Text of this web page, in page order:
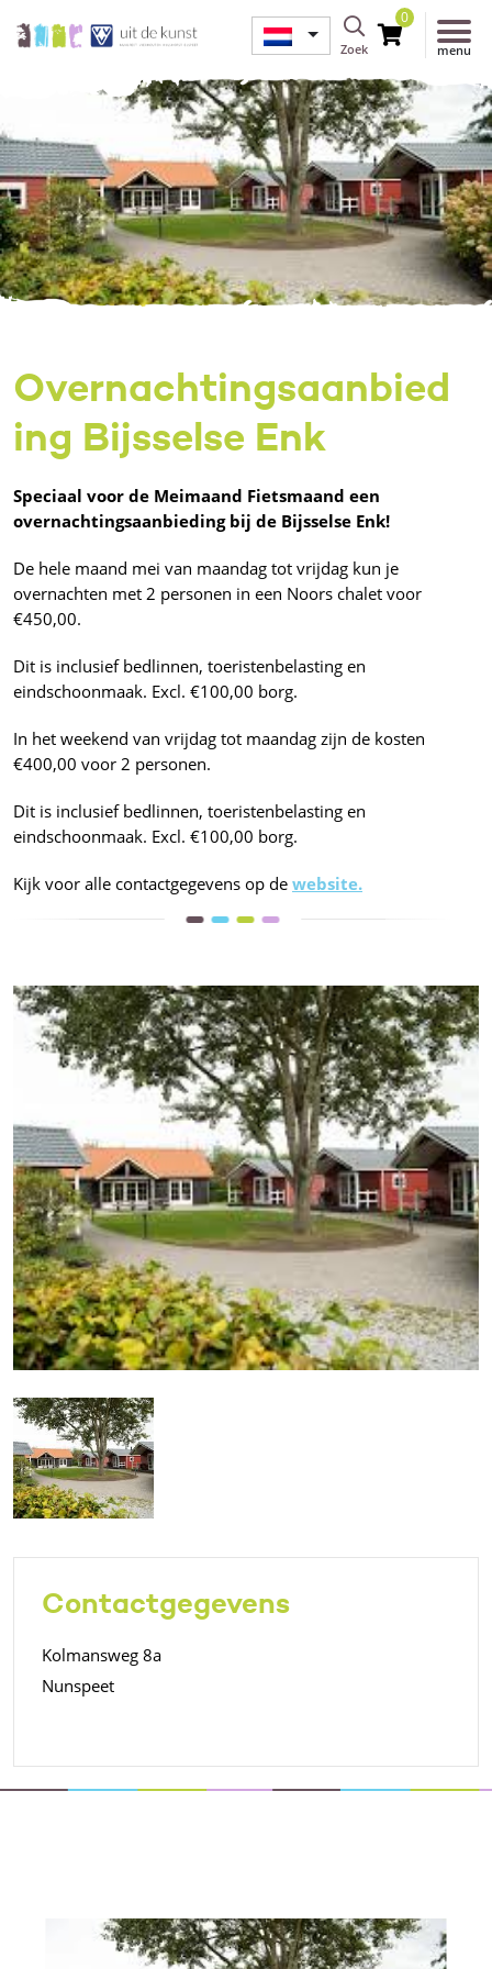
Zoek
0
menu
Overnachtingsaanbied
ing Bijsselse Enk
Speciaal voor de Meimaand Fietsmaand een
overnachtingsaanbieding bij de Bijsselse Enk!
De hele maand mei van maandag tot vrijdag kun je
overnachten met 2 personen in een Noors chalet voor
€450,00.
Dit is inclusief bedlinnen, toeristenbelasting en
eindschoonmaak. Excl. €100,00 borg.
In het weekend van vrijdag tot maandag zijn de kosten
€400,00 voor 2 personen.
Dit is inclusief bedlinnen, toeristenbelasting en
eindschoonmaak. Excl. €100,00 borg.
Kijk voor alle contactgegevens op de website.
Contactgegevens
Kolmansweg 8a
Nunspeet